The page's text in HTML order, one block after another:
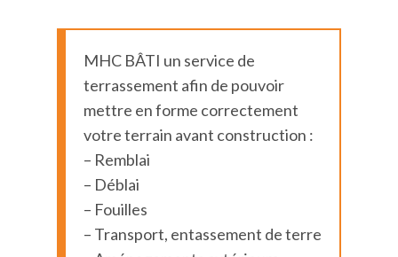
MHC BÂTI un service de
terrassement afin de pouvoir
mettre en forme correctement
votre terrain avant construction :
– Remblai
– Déblai
– Fouilles
– Transport, entassement de terre